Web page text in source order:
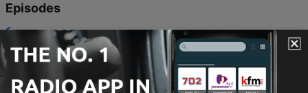
Episodes
Capitulo #5 "El Arte de la Prudencia"
20 Aug 2019
4 - Capitulo #4 "Ángeles o Demonios"